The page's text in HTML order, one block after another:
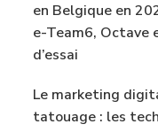
en Belgique en
e-Team6, Octave
d’essai
Le marketing
tatouage : les